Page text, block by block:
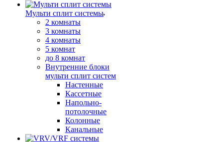
Мульти сплит системы
2 комнаты
3 комнаты
4 комнаты
5 комнат
до 8 комнат
Внутренние блоки
мульти сплит систем
Настенные
Кассетные
Напольно-
потолочные
Колонные
Канальные